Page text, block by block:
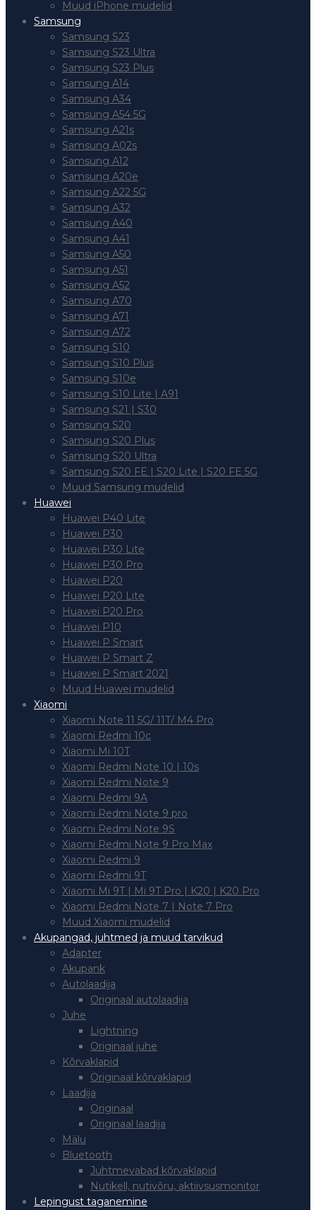
Muud iPhone mudelid
Samsung
Samsung S23
Samsung S23 Ultra
Samsung S23 Plus
Samsung A14
Samsung A34
Samsung A54 5G
Samsung A21s
Samsung A02s
Samsung A12
Samsung A20e
Samsung A22 5G
Samsung A32
Samsung A40
Samsung A41
Samsung A50
Samsung A51
Samsung A52
Samsung A70
Samsung A71
Samsung A72
Samsung S10
Samsung S10 Plus
Samsung S10e
Samsung S10 Lite | A91
Samsung S21 | S30
Samsung S20
Samsung S20 Plus
Samsung S20 Ultra
Samsung S20 FE | S20 Lite | S20 FE 5G
Muud Samsung mudelid
Huawei
Huawei P40 Lite
Huawei P30
Huawei P30 Lite
Huawei P30 Pro
Huawei P20
Huawei P20 Lite
Huawei P20 Pro
Huawei P10
Huawei P Smart
Huawei P Smart Z
Huawei P Smart 2021
Muud Huawei mudelid
Xiaomi
Xiaomi Note 11 5G/ 11T/ M4 Pro
Xiaomi Redmi 10c
Xiaomi Mi 10T
Xiaomi Redmi Note 10 | 10s
Xiaomi Redmi Note 9
Xiaomi Redmi 9A
Xiaomi Redmi Note 9 pro
Xiaomi Redmi Note 9S
Xiaomi Redmi Note 9 Pro Max
Xiaomi Redmi 9
Xiaomi Redmi 9T
Xiaomi Mi 9T | Mi 9T Pro | K20 | K20 Pro
Xiaomi Redmi Note 7 | Note 7 Pro
Muud Xiaomi mudelid
Akupangad, juhtmed ja muud tarvikud
Adapter
Akupank
Autolaadija
Originaal autolaadija
Juhe
Lightning
Originaal juhe
Kõrvaklapid
Originaal kõrvaklapid
Laadija
Originaal
Originaal laadija
Mälu
Bluetooth
Juhtmevabad kõrvaklapid
Nutikell, nutivõru, aktiivsusmonitor
Lepingust taganemine